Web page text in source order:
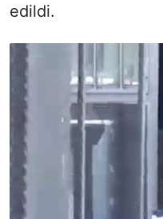
edildi.